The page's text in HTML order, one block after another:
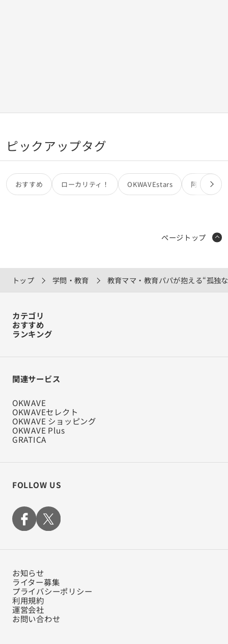
ピックアップタグ
おすすめ ローカリティ！ OKWAVEstars 阿部亮
トップ 学問・教育 教育ママ・教育パパが抱える“孤独
ページトップ
カテゴリ
おすすめ
ランキング
関連サービス
OKWAVE
OKWAVEセレクト
OKWAVE ショッピング
OKWAVE Plus
GRATICA
FOLLOW US
お知らせ
ライター募集
プライバシーポリシー
利用規約
運営会社
お問い合わせ